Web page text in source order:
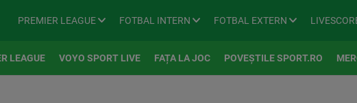
PREMIER LEAGUE FOTBAL INTERN FOTBAL EXTERN
LEAGUE VOYO SPORT LIVE FAȚA LA JOC POVEȘTILE SPORT.RO